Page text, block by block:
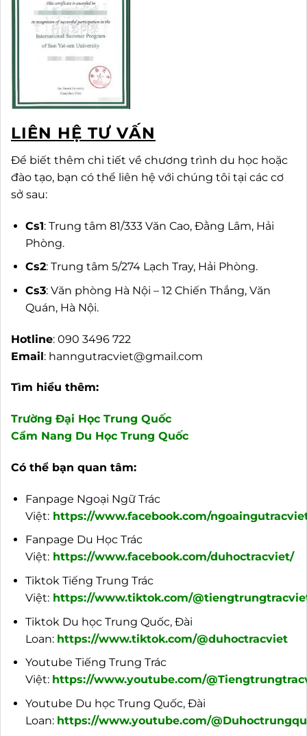
LIÊN HỆ TƯ VẤN
Để biết thêm chi tiết về chương trình du học hoặc
đào tạo, bạn có thể liên hệ với chúng tôi tại các cơ
sở sau:
Cs1: Trung tâm 81/333 Văn Cao, Đằng Lâm, Hải
Phòng.
Cs2: Trung tâm 5/274 Lạch Tray, Hải Phòng.
Cs3: Văn phòng Hà Nội – 12 Chiến Thắng, Văn
Quán, Hà Nội.
Hotline: 090 3496 722
Email: hanngutracviet@gmail.com
Tìm hiểu thêm:
Trường Đại Học Trung Quốc
Cẩm Nang Du Học Trung Quốc
Có thể bạn quan tâm:
Fanpage Ngoại Ngữ Trác
Việt: https://www.facebook.com/
Fanpage Du Học Trác
Việt: https://www.facebook.com/duhoctracviet/
Tiktok Tiếng Trung Trác
Việt: https://www.tiktok.com/
Tiktok Du học Trung Quốc, Đài
Loan: https://www.tiktok.com/@duhoctracviet
Youtube Tiếng Trung Trác
Việt: https://www.youtube.com/
Youtube Du học Trung Quốc, Đài
Loan: https://www.youtube.com/